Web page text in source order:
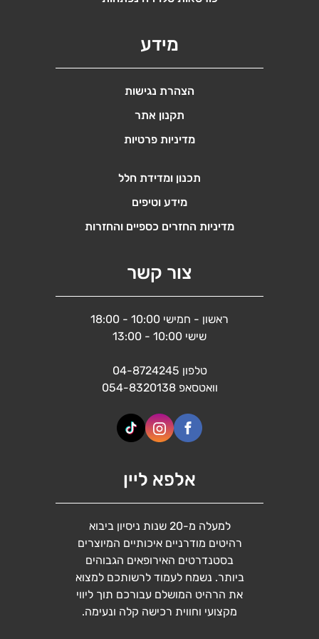
אלפא ליין
למעלה מ-20 שנות ניסיון ביבוא
רהיטים מודרניים איכותיים המיוצרים
בסטנדרטים האירופאים הגבוהים
ביותר. נשמח לעמוד לרשותכם למצוא
את הרהיט המושלם עבורכם תוך ליווי
מקצועי וחווית רכישה קלה ונעימה.
צור קשר
ראשון - חמישי 10:00 - 18:00
שישי 10:00 - 13:00
טלפון 04-8724245
וואטסאפ054-8320138
מידע
הצהרת נגישות
תקנון אתר
מדיניות פרטיות
תכנון ומדידת חלל
מידע וטיפים
מדיניות החזרים כספיים והחזרות